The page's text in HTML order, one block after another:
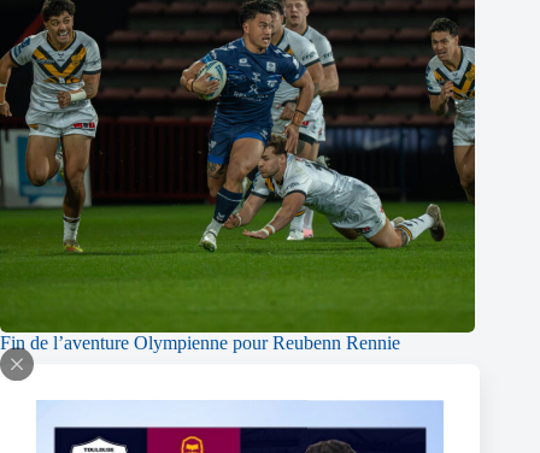
Fin de l’aventure Olympienne pour Reubenn Rennie